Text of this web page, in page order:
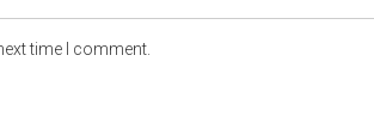
time I comment.